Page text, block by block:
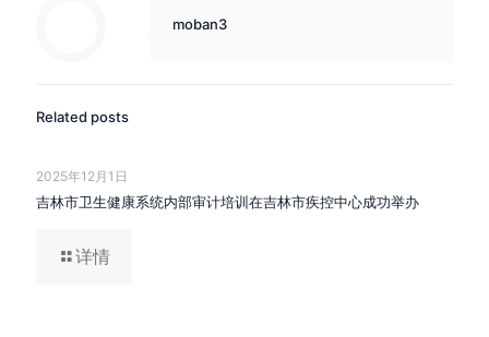
moban3
Related posts
2025年12月1日
吉林市卫生健康系统内部审计培训在吉林市疾控中心成功举办
详情